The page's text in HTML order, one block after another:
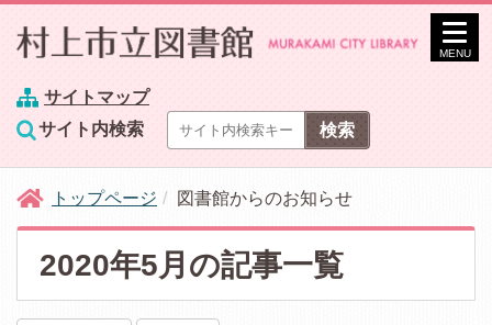
サイトマップ
サイト内検索
MENU
トップページ 図書館からのお知らせ
2020年5月の記事一覧